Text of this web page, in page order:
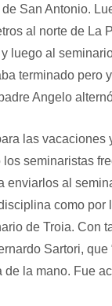
San Antonio.
al norte de La
luego al
terminado pero
Angelo
las
seminaristas
enviarlos al
como
de Troia. Con
Sartori,
de la mano. Fue